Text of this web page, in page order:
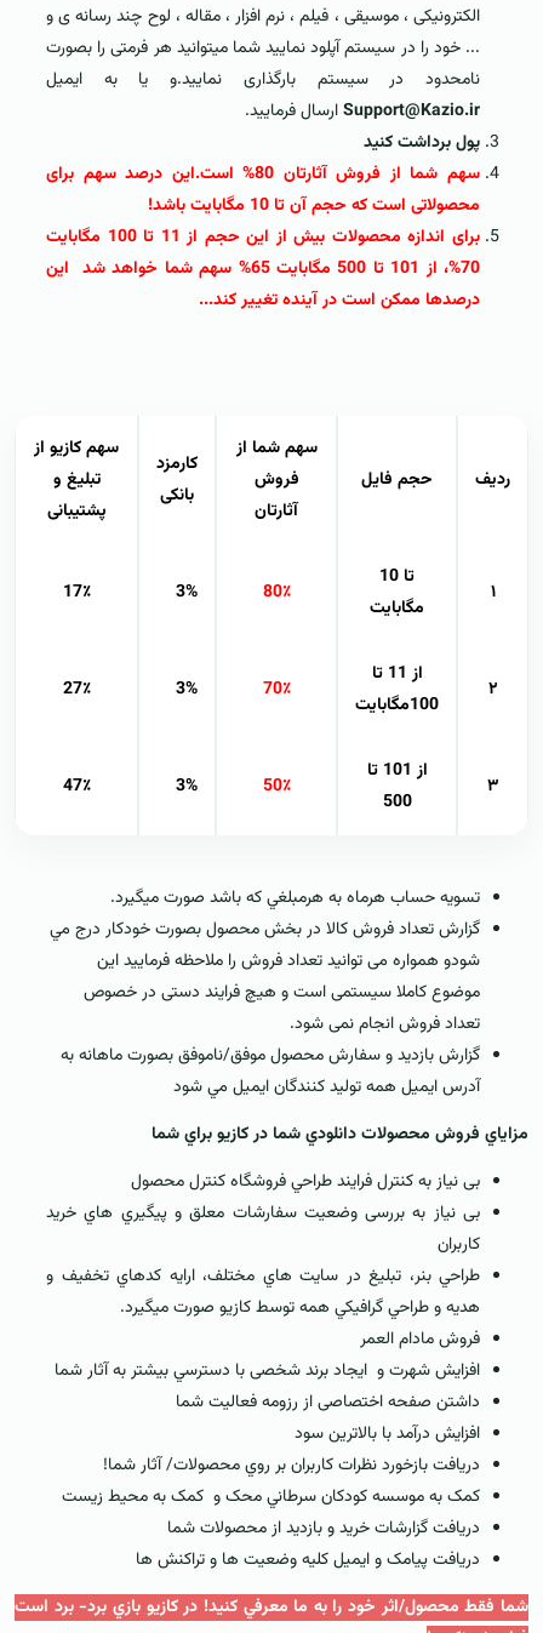
الکترونیکی ، موسیقی ، فیلم ، نرم افزار ، مقاله ، لوح چند رسانه ی و
... خود را در سیستم آپلود نمایید شما میتوانید هر فرمتی را بصورت
نامحدود درسیستم بارگذاری نمایید.و یا به ایمیل
Support@Kazio.irارسال فرمایید.
پول برداشت کنيد
سهم شما از فروش آثارتان 80% است.این درصد سهم برای
محصولاتی است که حجم آن تا 10 مگابایت باشد!
برای اندازه محصولات بیش از این حجم از 11 تا 100 مگابایت
70%، از 101 تا 500 مگابایت 65% سهم شما خواهد شد این
درصدها ممکن است در آینده تغییر کند...
ردیف حجم فایل
سهم شما از
فروش
آثارتان
کارمزد
بانکی
سهم کازیو از
تبلیغ و
پشتیبانی
۱
تا 10
مگابایت
80٪ 3% 17٪
۲
از 11 تا
100مگابایت
70٪ 3% 27٪
۳
از 101 تا
500
50٪ 3% 47٪
تسويه حساب هرماه به هرمبلغي که باشد صورت ميگيرد.
گزارش تعداد فروش کالا در بخش محصول بصورت خودکار درج مي
شودو همواره می توانید تعداد فروش را ملاحظه فرمایید این
موضوع کاملا سیستمی است و هیچ فرایند دستی در خصوص
تعداد فروش انجام نمی شود.
گزارش بازديد و سفارش محصول موفق/ناموفق بصورت ماهانه به
آدرس ايميل همه توليد کنندگان ايميل مي شود
مزاياي فروش محصولات دانلودي شما در کازيو براي شما
بی نياز به کنترل فرايند طراحي فروشگاه کنترل محصول
بی نياز به بررسی وضعيت سفارشات معلق و پيگيري هاي خريد
کاربران
طراحي بنر، تبليغ در سايت هاي مختلف، ارايه کدهاي تخفيف و
هديه و طراحي گرافيکي همه توسط کازيو صورت ميگيرد.
فروش مادام العمر
افزايش شهرت و ایجاد برند شخصی با دسترسي بيشتر به آثار شما
داشتن صفحه اختصاصی از رزومه فعالیت شما
افزايش درآمد با بالاترین سود
دريافت بازخورد نظرات کاربران بر روي محصولات/ آثار شما!
کمک به موسسه کودکان سرطاني محک و کمک به محيط زيست
دریافت گزارشات خرید و بازدید از محصولات شما
دریافت پیامک و ایمیل کلیه وضعیت ها و تراکنش ها
شما فقط محصول/اثر خود را به ما معرفي کنيد! در کازيو بازي برد- برد است